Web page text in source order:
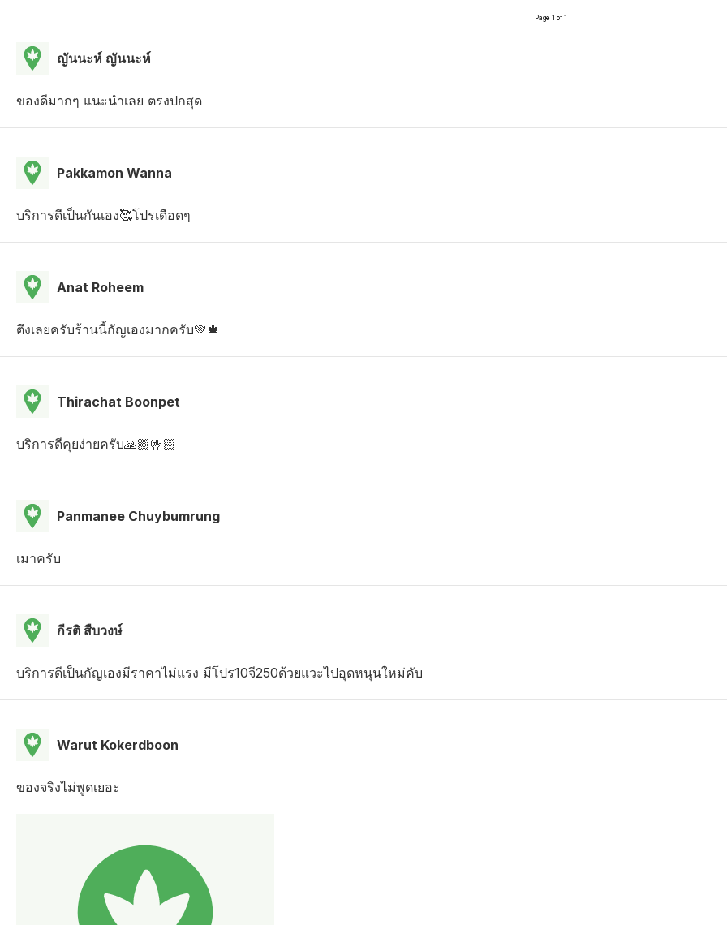
Page 1 of 1
ญันนะห์ ญันนะห์
ของดีมากๆ แนะนำเลย ตรงปกสุด
Pakkamon Wanna
บริการดีเป็นกันเอง🥰โปรเดือดๆ
Anat Roheem
ตึงเลยครับร้านนี้กัญเองมากครับ💚🍁
Thirachat Boonpet
บริการดีคุยง่ายครับ🙏🏼🤟🏻
Panmanee Chuybumrung
เมาครับ
กีรติ สืบวงษ์
บริการดีเป็นกัญเองมีราคาไม่แรง มีโปร10จี250ด้วยแวะไปอุดหนุนใหม่คับ
Warut Kokerdboon
ของจริงไม่พูดเยอะ